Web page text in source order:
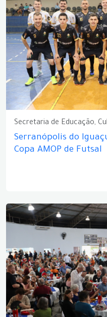
Secretaria de Educação,
Serranópolis do
Copa AMOP de Futsal